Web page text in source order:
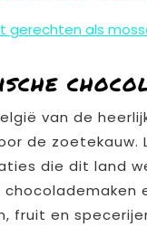
gerechten als
van de
de zoetekauw.
die dit land
fruit en